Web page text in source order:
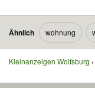
Ähnlich wohnung
Kleinanzeigen Wolfsburg